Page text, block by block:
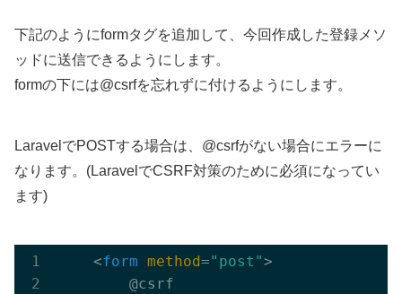
下記のようにformタグを追加して、今回作成した登録メソ
ッドに送信できるようにします。
formの下には@csrfを忘れずに付けるようにします。
LaravelでPOSTする場合は、@csrfがない場合にエラーに
なります。(LaravelでCSRF対策のために必須になってい
ます)
<form method="post">
        @csrf